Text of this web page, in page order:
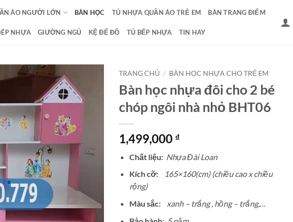
ÁO NGƯỜI LỚN BÀN HỌC TỦ NHỰA QUẦN ÁO TRẺ EM BÀN TRANG ĐIỂM
NHỰA GIƯỜNG NGỦ KỆ ĐỂ ĐỒ TỦ BẾP NHỰA TIN HAY
TRANG CHỦ / BÀN HỌC NHỰA CHO TRẺ EM
Bàn học nhựa đôi cho 2 bé
chóp ngôi nhà nhỏ BHT06
1,499,000 ₫
Chất liệu: Nhựa Đài Loan
Kích cỡ:
165×160(cm) (chiều cao x chiều
rộng)
Màu sắc:
xanh – trắng , hồng – trắng,…